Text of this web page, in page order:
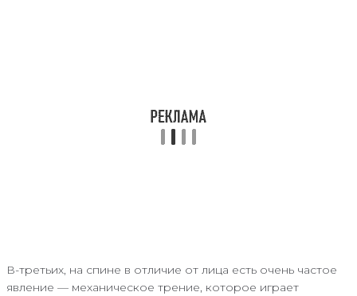
В-третьих, на спине в отличие от лица есть очень частое
явление — механическое трение, которое играет